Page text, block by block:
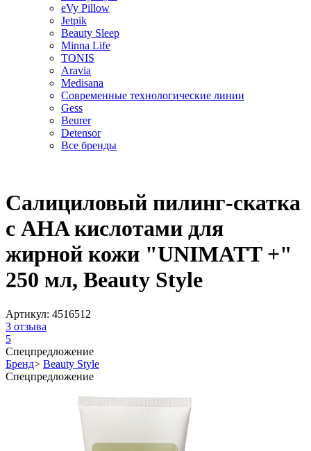
eVy Pillow
Jetpik
Beauty Sleep
Minna Life
TONIS
Aravia
Medisana
Современные технологические линии
Gess
Beurer
Detensor
Все бренды
Салициловый пилинг-скатка
с AHA кислотами для
жирной кожи "UNIMATT +"
250 мл, Beauty Style
Артикул: 4516512
3 отзыва
5
Спецпредложение
Бренд> Beauty Style
Спецпредложение